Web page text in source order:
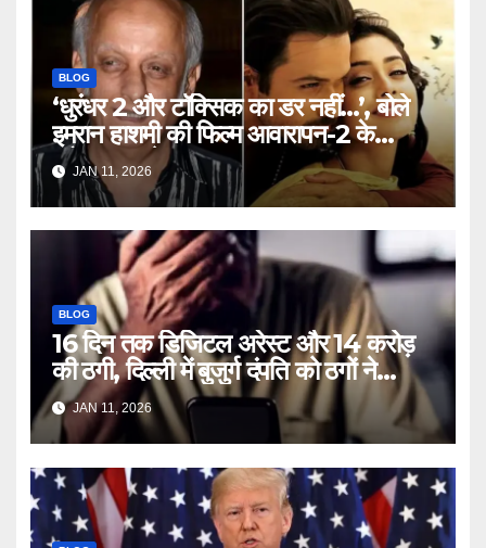
BLOG
‘धुरंधर 2 और टॉक्सिक का डर नहीं…’, बोले
इमरान हाशमी की फिल्म आवारापन-2 के
प्रोड्यूसर मुकेश भट्ट – Mukesh
Bhatt on Emraan Hashmi
Awarapan 2 delay release
date tmovg
JAN 11, 2026
BLOG
16 दिन तक डिजिटल अरेस्ट और 14 करोड़
की ठगी, दिल्ली में बुजुर्ग दंपति को ठगों ने
लगाया चूना – Delhi Cyber Fraud
elderly couple digital arrest
duped crores ntc rttm
JAN 11, 2026